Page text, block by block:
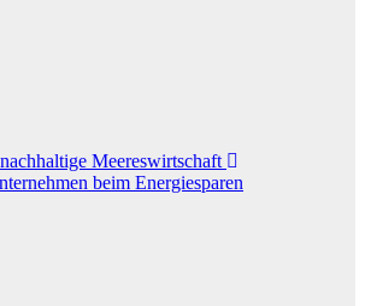
Meereswirtschaft
beim Energiesparen